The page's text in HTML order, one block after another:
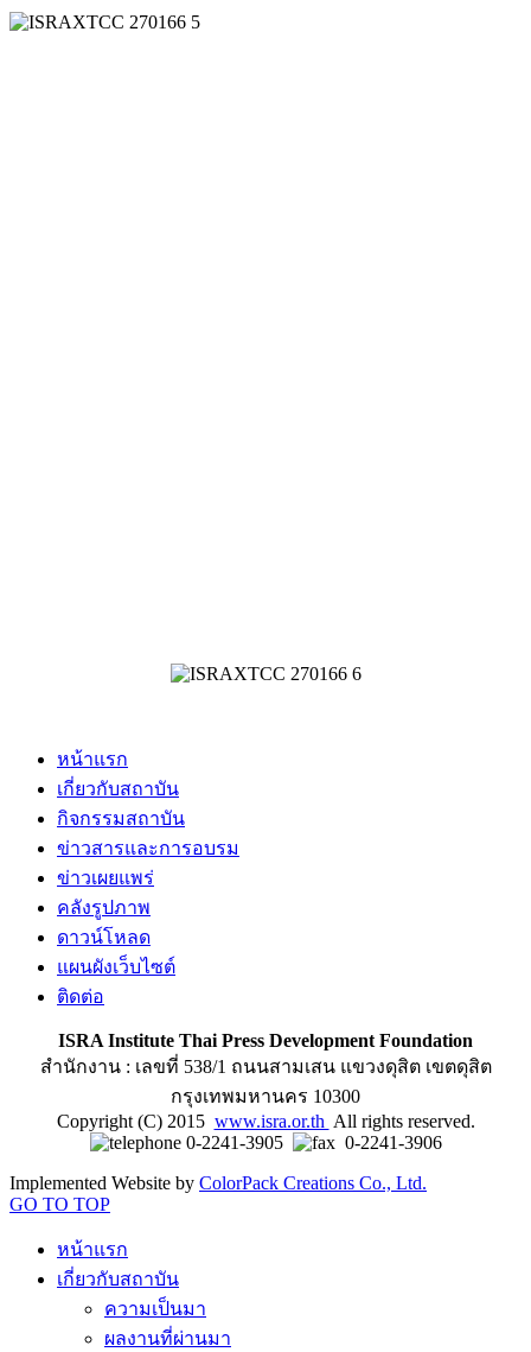
หน้าแรก
เกี่ยวกับสถาบัน
กิจกรรมสถาบัน
ข่าวสารและการอบรม
ข่าวเผยแพร่
คลังรูปภาพ
ดาวน์โหลด
แผนผังเว็บไซต์
ติดต่อ
ISRA Institute Thai Press Development Foundation
สำนักงาน : เลขที่ 538/1 ถนนสามเสน แขวงดุสิต เขตดุสิต
กรุงเทพมหานคร 10300
Copyright (C) 2015 www.isra.or.th All rights reserved.
0-2241-3905
0-2241-3906
Implemented Website by ColorPack Creations Co., Ltd.
GO TO TOP
หน้าแรก
เกี่ยวกับสถาบัน
ความเป็นมา
ผลงานที่ผ่านมา